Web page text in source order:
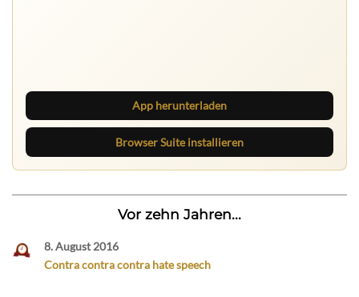
App herunterladen
Browser Suite installieren
Vor zehn Jahren...
8. August 2016
Contra contra contra hate speech